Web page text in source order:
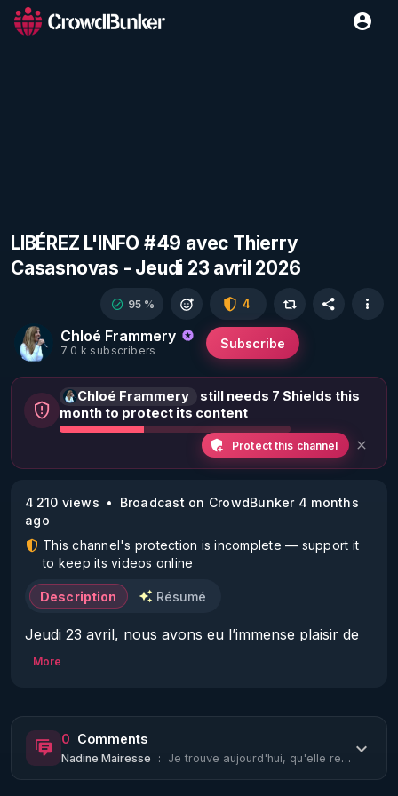
LIBÉREZ L'INFO #49 avec Thierry
Casasnovas - Jeudi 23 avril 2026
Chloé Frammery
7.0 k subscribers
Subscribe
95 % 4
Chloé Frammery
still needs 7 Shields this
month to protect its content
Protect this channel
4 210 views
Broadcast on CrowdBunker 4 months
ago
This channel's protection is incomplete — support it
to keep its videos online
Description Résumé
Jeudi 23 avril, nous avons eu l’immense plaisir de
retrouver Thierry Casasnovas, qui a démarré
montrent l’exemple d’un homme qui a repris la
responsabilité de son corps et de sa santé.
En août 2007, après de nombreuses années de
More
0 Comments
Nadine Mairesse : Je trouve aujourd'hui, qu'elle ressemble à Céline.